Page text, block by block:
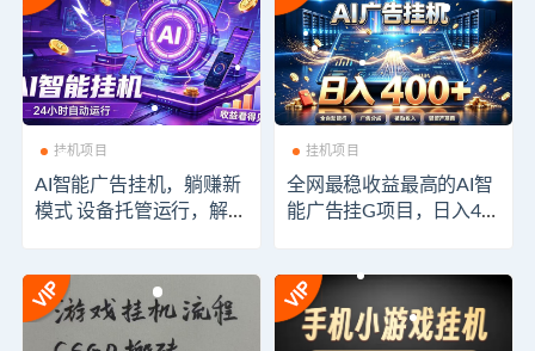
挂机项目
AI智能广告挂机，躺赚新
模式 设备托管运行，解放
挂机项目
全网最稳收益最高的AI智
能广告挂G项目，日入40